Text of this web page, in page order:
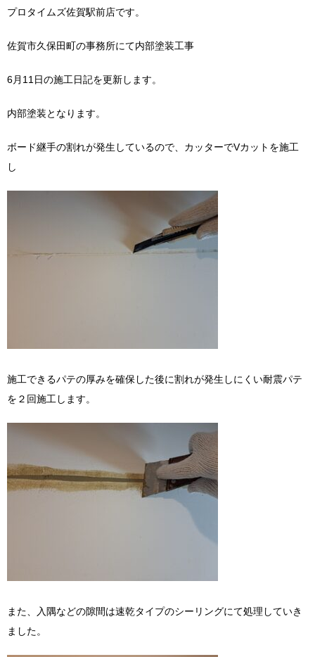
プロタイムズ佐賀駅前店です。
佐賀市久保田町の事務所にて内部塗装工事
6月11日の施工日記を更新します。
内部塗装となります。
ボード継手の割れが発生しているので、カッターでVカットを施工
し
施工できるパテの厚みを確保した後に割れが発生しにくい耐震パテ
を２回施工します。
また、入隅などの隙間は速乾タイプのシーリングにて処理していき
ました。